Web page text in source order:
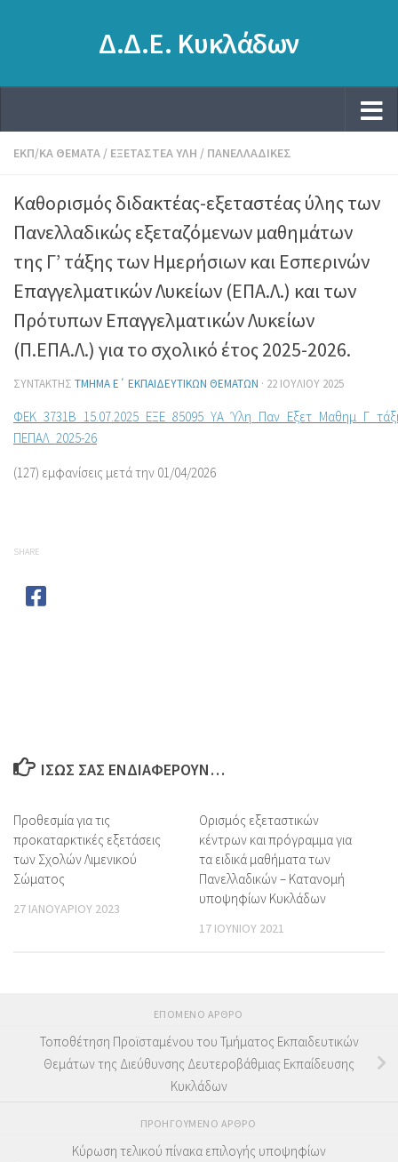
Δ.Δ.Ε. Κυκλάδων
ΕΚΠ/ΚΆ ΘΈΜΑΤΑ / ΕΞΕΤΑΣΤΈΑ ΎΛΗ / ΠΑΝΕΛΛΑΔΙΚΈΣ
Καθορισμός διδακτέας-εξεταστέας ύλης των
Πανελλαδικώς εξεταζόμενων μαθημάτων
της Γ’ τάξης των Ημερήσιων και Εσπερινών
Επαγγελματικών Λυκείων (ΕΠΑ.Λ.) και των
Πρότυπων Επαγγελματικών Λυκείων
(Π.ΕΠΑ.Λ.) για το σχολικό έτος 2025-2026.
ΣΥΝΤΆΚΤΗΣ ΤΜΉΜΑ Ε΄ ΕΚΠΑΙΔΕΥΤΙΚΏΝ ΘΕΜΆΤΩΝ · 22 ΙΟΥΛΊΟΥ 2025
ΠΕΠΑΛ_2025-26
(127) εμφανίσεις μετά την 01/04/2026
SHARE
ΊΣΩΣ ΣΑΣ ΕΝΔΙΑΦΈΡΟΥΝ…
Προθεσμία για τις
προκαταρκτικές εξετάσεις
των Σχολών Λιμενικού
Σώματος
27 ΙΑΝΟΥΑΡΊΟΥ 2023
Ορισμός εξεταστικών
κέντρων και πρόγραμμα για
τα ειδικά μαθήματα των
Πανελλαδικών – Κατανομή
υποψηφίων Κυκλάδων
17 ΙΟΥΝΊΟΥ 2021
ΕΠΌΜΕΝΟ ΆΡΘΡΟ
Τοποθέτηση Προϊσταμένου του Τμήματος Εκπαιδευτικών
Θεμάτων της Διεύθυνσης Δευτεροβάθμιας Εκπαίδευσης
Κυκλάδων
ΠΡΟΗΓΟΎΜΕΝΟ ΆΡΘΡΟ
Κύρωση τελικού πίνακα επιλογής υποψηφίων